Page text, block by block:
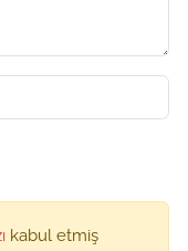
kabul etmiş